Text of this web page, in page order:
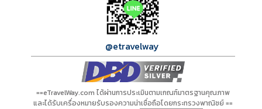
@etravelway
==eTravelWay.com ได้ผ่านการประเมินตามเกณฑ์มาตรฐานคุณภาพ
และได้รับเครื่องหมายรับรองความน่าเชื่อถือโดยกระทรวงพาณิชย์ ==